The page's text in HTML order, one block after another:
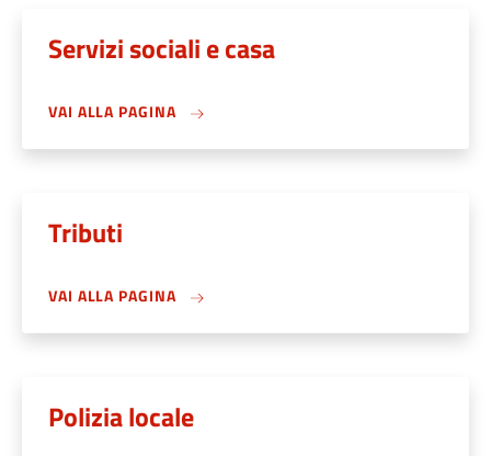
Servizi sociali e casa
VAI ALLA PAGINA
Tributi
VAI ALLA PAGINA
Polizia locale